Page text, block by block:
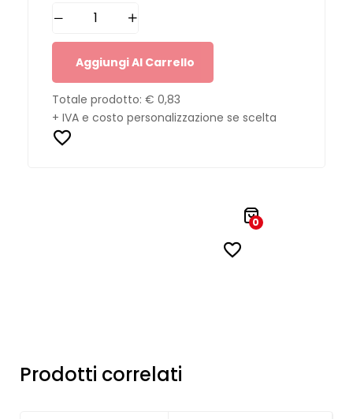
Aggiungi Al Carrello
Totale prodotto: € 0,83
+ IVA e costo personalizzazione se scelta
0
Prodotti correlati